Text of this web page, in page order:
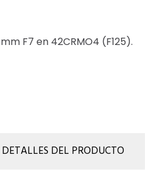
F7 en 42CRMO4 (F125).
DETALLES DEL PRODUCTO